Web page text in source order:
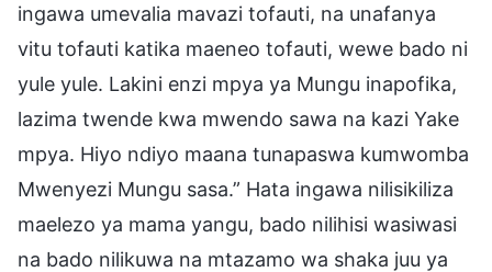
ingawa umevalia mavazi tofauti, na unafanya
vitu tofauti katika maeneo tofauti, wewe bado ni
yule yule. Lakini enzi mpya ya Mungu inapofika,
lazima twende kwa mwendo sawa na kazi Yake
mpya. Hiyo ndiyo maana tunapaswa kumwomba
Mwenyezi Mungu sasa.” Hata ingawa nilisikiliza
maelezo ya mama yangu, bado nilihisi wasiwasi
na bado nilikuwa na mtazamo wa shaka juu ya